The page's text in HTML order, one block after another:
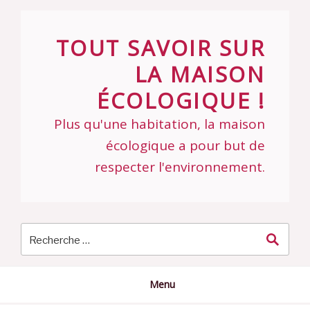
TOUT SAVOIR SUR
LA MAISON
ÉCOLOGIQUE !
Plus qu'une habitation, la maison
écologique a pour but de
respecter l'environnement.
Menu